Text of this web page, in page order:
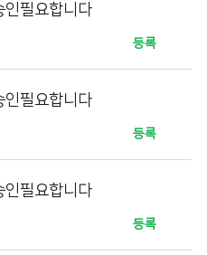
인필요합니다
등록
인필요합니다
등록
인필요합니다
등록